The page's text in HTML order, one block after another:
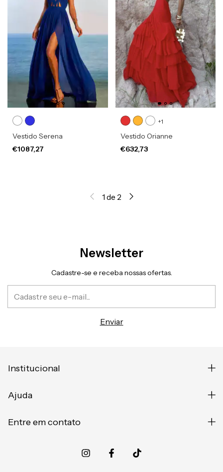
Vestido Serena
€1087,27
+1
Vestido Orianne
€632,73
1 de 2
Newsletter
Cadastre-se e receba nossas ofertas.
Institucional
Ajuda
Entre em contato